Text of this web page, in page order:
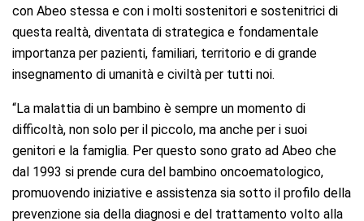
con Abeo stessa e con i molti sostenitori e sostenitrici di
questa realtà, diventata di strategica e fondamentale
importanza per pazienti, familiari, territorio e di grande
insegnamento di umanità e civiltà per tutti noi.
“La malattia di un bambino è sempre un momento di
difficoltà, non solo per il piccolo, ma anche per i suoi
genitori e la famiglia. Per questo sono grato ad Abeo che
dal 1993 si prende cura del bambino oncoematologico,
promuovendo iniziative e assistenza sia sotto il profilo della
prevenzione sia della diagnosi e del trattamento volto alla